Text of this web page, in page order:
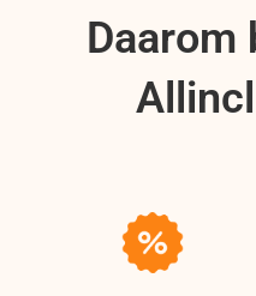
Daarom